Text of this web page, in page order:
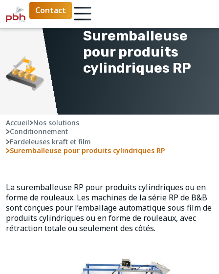
Contact
Suremballeuse
pour produits
cylindriques RP
Accueil>Nos solutions
>Conditionnement
>Fardeleuses kraft et film
>Suremballeuse pour produits cylindriques RP
La suremballeuse RP pour produits cylindriques ou en
forme de rouleaux. Les machines de la série RP de B&B
sont conçues pour l’emballage automatique sous film de
produits cylindriques ou en forme de rouleaux, avec
rétraction totale ou seulement des côtés.